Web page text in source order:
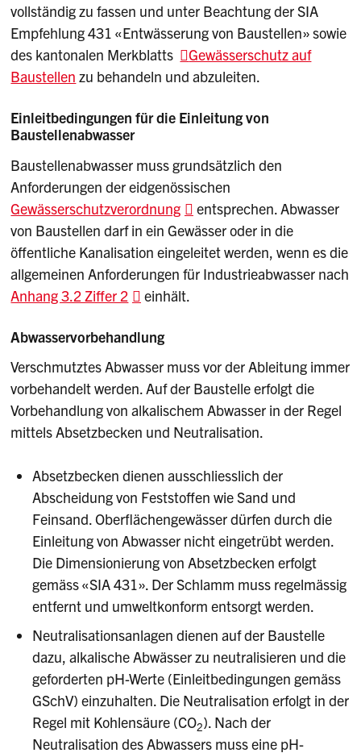
vollständig zu fassen und unter Beachtung der SIA
Empfehlung 431 «Entwässerung von Baustellen» sowie
des kantonalen Merkblatts
Gewässerschutz auf
Baustellen zu behandeln und abzuleiten.
Einleitbedingungen für die Einleitung von
Baustellenabwasser
Baustellenabwasser muss grundsätzlich den
Anforderungen der eidgenössischen
Gewässerschutzverordnung
entsprechen. Abwasser
von Baustellen darf in ein Gewässer oder in die
öffentliche Kanalisation eingeleitet werden, wenn es die
allgemeinen Anforderungen für Industrieabwasser nach
Anhang 3.2 Ziffer 2
einhält.
Abwasservorbehandlung
Verschmutztes Abwasser muss vor der Ableitung immer
vorbehandelt werden. Auf der Baustelle erfolgt die
Vorbehandlung von alkalischem Abwasser in der Regel
mittels Absetzbecken und Neutralisation.
Absetzbecken dienen ausschliesslich der
Abscheidung von Feststoffen wie Sand und
Feinsand. Oberflächengewässer dürfen durch die
Einleitung von Abwasser nicht eingetrübt werden.
Die Dimensionierung von Absetzbecken erfolgt
gemäss «SIA 431». Der Schlamm muss regelmässig
entfernt und umweltkonform entsorgt werden.
Neutralisationsanlagen dienen auf der Baustelle
dazu, alkalische Abwässer zu neutralisieren und die
geforderten pH-Werte (Einleitbedingungen gemäss
GSchV) einzuhalten. Die Neutralisation erfolgt in der
Regel mit Kohlensäure (CO2). Nach der
Neutralisation des Abwassers muss eine pH-